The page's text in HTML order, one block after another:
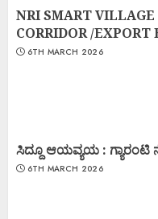
NRI SMART
CORRIDOR /EXPORT
6TH MARCH 2026
ಸಿದ್ದೂ ಆಯವ್ಯಯ : ಗ್ಯಾರಂಟಿ
6TH MARCH 2026